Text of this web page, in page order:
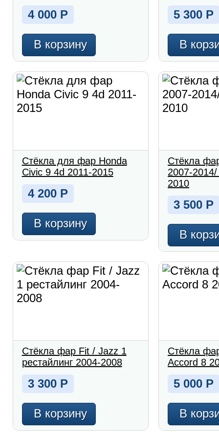
4 000 Р
В корзину
5 300 Р
В
Стёкла для фар Honda
Civic 9 4d 2011-2015
4 200 Р
В корзину
Стёкла
2007-
2010
3 500 Р
В
Стёкла фар Fit / Jazz 1
рестайлинг 2004-2008
3 300 Р
В корзину
Стёкла
Accord 8
5 000 Р
В